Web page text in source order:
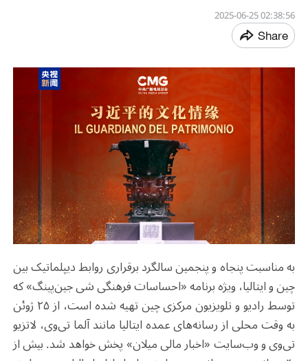
02:38:56 2025-06-25
Share
به مناسبت پنجاه و پنجمین سالگرد برقراری روابط دیپلماتیک بین
چین و ایتالیا، ویژه برنامه «احساسات فرهنگی شی جین‌پینگ» که
توسط رادیو و تلویزیون مرکزی چین تهیه شده است، از ۲۵ ژوئن
به وقت محلی از رسانه‌های عمده ایتالیا مانند آلما تی‌وی، لاتزیو
تی‌وی و وب‌سایت «اخبار مالی میلان» پخش خواهد شد. بیش از